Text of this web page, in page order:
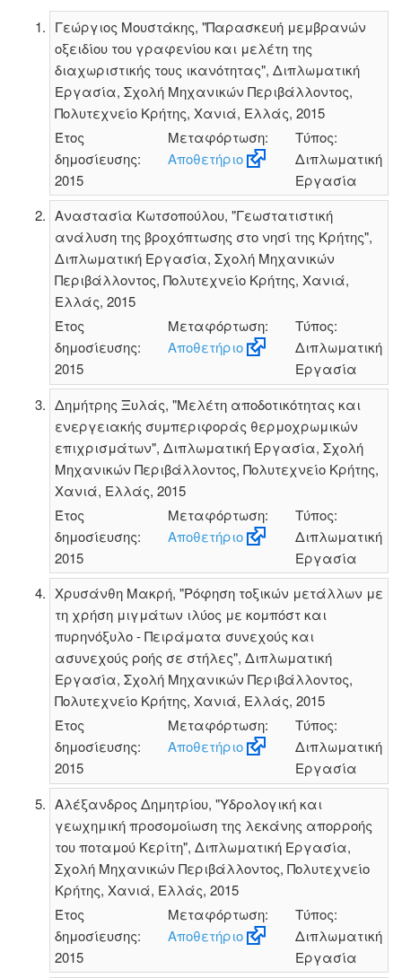
Γεώργιος Μουστάκης, "Παρασκευή μεμβρανών
οξειδίου του γραφενίου και μελέτη της
διαχωριστικής τους ικανότητας", Διπλωματική
Εργασία, Σχολή Μηχανικών Περιβάλλοντος,
Πολυτεχνείο Κρήτης, Χανιά, Ελλάς, 2015
Έτος
δημοσίευσης:
2015
Μεταφόρτωση:
Αποθετήριο
Τύπος:
Διπλωματική
Εργασία
Αναστασία Κωτσοπούλου, "Γεωστατιστική
ανάλυση της βροχόπτωσης στο νησί της Κρήτης",
Διπλωματική Εργασία, Σχολή Μηχανικών
Περιβάλλοντος, Πολυτεχνείο Κρήτης, Χανιά,
Ελλάς, 2015
Έτος
δημοσίευσης:
2015
Μεταφόρτωση:
Αποθετήριο
Τύπος:
Διπλωματική
Εργασία
Δημήτρης Ξυλάς, "Μελέτη αποδοτικότητας και
ενεργειακής συμπεριφοράς θερμοχρωμικών
επιχρισμάτων", Διπλωματική Εργασία, Σχολή
Μηχανικών Περιβάλλοντος, Πολυτεχνείο Κρήτης,
Χανιά, Ελλάς, 2015
Έτος
δημοσίευσης:
2015
Μεταφόρτωση:
Αποθετήριο
Τύπος:
Διπλωματική
Εργασία
Χρυσάνθη Μακρή, "Ρόφηση τοξικών μετάλλων με
τη χρήση μιγμάτων ιλύος με κομπόστ και
πυρηνόξυλο - Πειράματα συνεχούς και
ασυνεχούς ροής σε στήλες", Διπλωματική
Εργασία, Σχολή Μηχανικών Περιβάλλοντος,
Πολυτεχνείο Κρήτης, Χανιά, Ελλάς, 2015
Έτος
δημοσίευσης:
2015
Μεταφόρτωση:
Αποθετήριο
Τύπος:
Διπλωματική
Εργασία
Αλέξανδρος Δημητρίου, "Υδρολογική και
γεωχημική προσομοίωση της λεκάνης απορροής
του ποταμού Κερίτη", Διπλωματική Εργασία,
Σχολή Μηχανικών Περιβάλλοντος, Πολυτεχνείο
Κρήτης, Χανιά, Ελλάς, 2015
Έτος
δημοσίευσης:
2015
Μεταφόρτωση:
Αποθετήριο
Τύπος:
Διπλωματική
Εργασία